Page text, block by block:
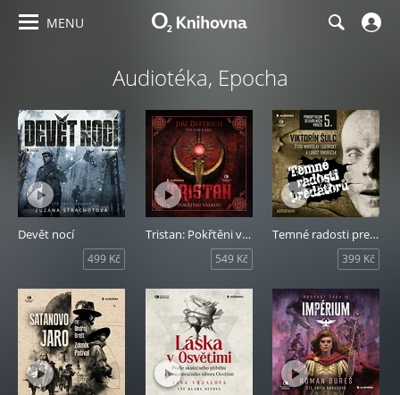
MENU
Audiotéka, Epocha
Devět nocí
499 Kč
Tristan: Pokřtěni válkou
549 Kč
Temné radosti predátorů
399 Kč